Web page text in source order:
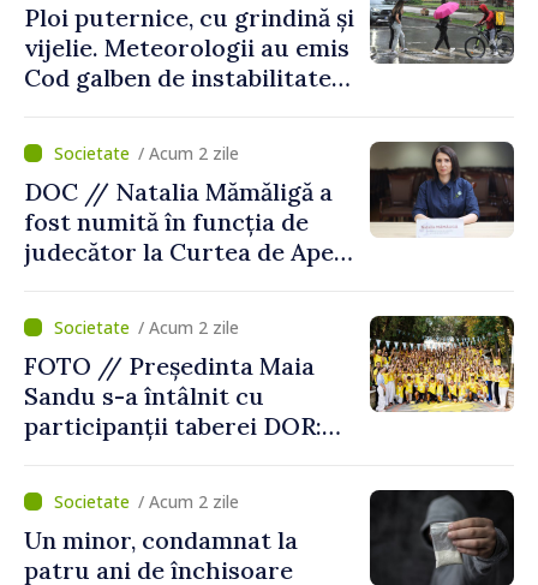
Ploi puternice, cu grindină și
vijelie. Meteorologii au emis
Cod galben de instabilitate
/ Acum 2 zile
DOC // Natalia Mămăligă a
fost numită în funcția de
judecător la Curtea de Apel
/ Acum 2 zile
FOTO // Președinta Maia
Sandu s-a întâlnit cu
participanții taberei DOR:
noastră rămâne puternică”
/ Acum 2 zile
Un minor, condamnat la
patru ani de închisoare